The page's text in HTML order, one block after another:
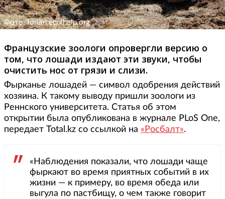
Фото: forum.equihelp.org
Французские зоологи опровергли версию о
том, что лошади издают эти звуки, чтобы
очистить нос от грязи и слизи.
Фырканье лошадей — символ одобрения действий
хозяина. К такому выводу пришли зоологи из
Реннcкого университета. Статья об этом
открытии была опубликована в журнале PLoS One,
передает Total.kz со ссылкой на «Росбалт».
«Наблюдения показали, что лошади чаще
фыркают во время приятных событий в их
жизни — к примеру, во время обеда или
выгула по пастбищу, о чем также говорит